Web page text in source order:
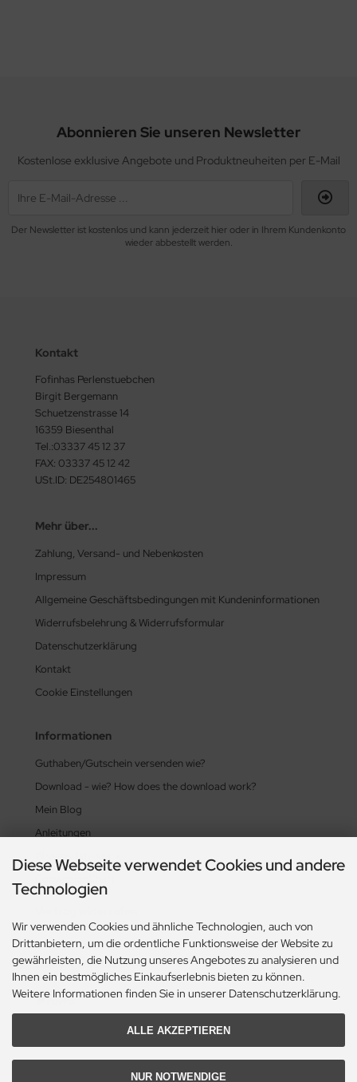
Abonnieren Sie unseren Newsletter
Kostenlose exklusive Angebote und Produktneuheiten per E-Mail
Der Newsletter ist kostenlos und kann jederzeit hier oder in Ihrem Kundenkonto
wieder abbestellt werden.
Kontakt
Fofinhas Perlenstuebchen
Birgit Bergemann
Schuetzenstrasse 14
16359 Biesenthal
Tel.:03337 45 12 37
FAX: 03337 45 12 42
USt.ID: DE254801465
Mehr über...
Zahlung, Versand- und Nebenkosten
Impressum
Allgemeine Geschäftsbedingungen mit Kundeninformationen
Widerrufsbelehrung & Widerrufsformular
Datenschutzerklärung
Kontakt
Cookie Einstellungen
Informationen
Guthaben/Gutschein versenden wie?
Download - wie? How does the download work?
Mein Blog
Anleitungen
Wissensdatenbank
Zahlungsmethoden
Diese Webseite verwendet Cookies und andere
Technologien
Wir verwenden Cookies und ähnliche Technologien, auch von
Drittanbietern, um die ordentliche Funktionsweise der Website zu
gewährleisten, die Nutzung unseres Angebotes zu analysieren und
Ihnen ein bestmögliches Einkaufserlebnis bieten zu können.
Weitere Informationen finden Sie in unserer Datenschutzerklärung.
ALLE AKZEPTIEREN
NUR NOTWENDIGE